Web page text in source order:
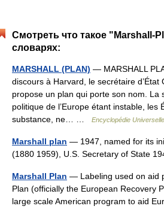
Смотреть что такое "Marshall-
словарях:
MARSHALL (PLAN) — MARSHALL
discours à Harvard, le secrétaire d’État
propose un plan qui porte son nom. La
politique de l’Europe étant instable, les
substance, ne… …
Encyclopédie Universelle
Marshall plan — 1947, named for its
(1880 1959), U.S. Secretary of State
Marshall Plan — Labeling used on aid
Plan (officially the European Recovery
large scale American program to aid